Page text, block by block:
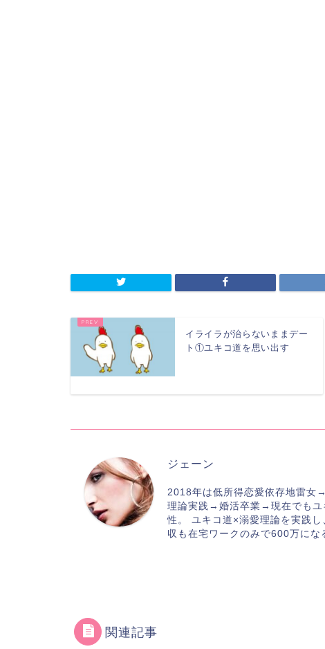
イライラが治らないままデー
ト①ユキコ道を思い出す
ジェーン
2018年は低所得恋愛依存地雷
理論実践→婚活卒業→現在でもユ
性。 ユキコ道×溺愛理論を実践
収も在宅ワークのみで600万にな
関連記事